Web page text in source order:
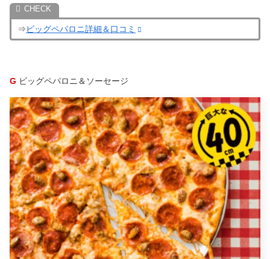
⇒ビッグペパロニ詳細＆口コミ
G ビッグペパロニ＆ソーセージ